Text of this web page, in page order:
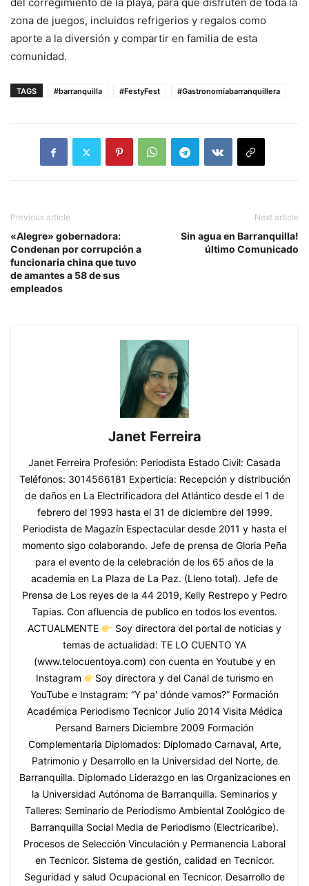
del corregimiento de la playa, para que disfruten de toda la
zona de juegos, incluidos refrigerios y regalos como
aporte a la diversión y compartir en familia de esta
comunidad.
TAGS #barranquilla #FestyFest #Gastronomíabarranquillera
Previous article
«Alegre» gobernadora:
Condenan por corrupción a
funcionaria china que tuvo
de amantes a 58 de sus
empleados
Next article
Sin agua en Barranquilla!
último Comunicado
Janet Ferreira
Janet Ferreira Profesión: Periodista Estado Civil: Casada
Teléfonos: 3014566181 Experticia: Recepción y distribución
de daños en La Electrificadora del Atlántico desde el 1 de
febrero del 1993 hasta el 31 de diciembre del 1999.
Periodista de Magazín Espectacular desde 2011 y hasta el
momento sigo colaborando. Jefe de prensa de Gloria Peña
para el evento de la celebración de los 65 años de la
academia en La Plaza de La Paz. (Lleno total). Jefe de
Prensa de Los reyes de la 44 2019, Kelly Restrepo y Pedro
Tapias. Con afluencia de publico en todos los eventos.
ACTUALMENTE
Soy directora del portal de noticias y
temas de actualidad: TE LO CUENTO YA
(www.telocuentoya.com) con cuenta en Youtube y en
Instagram
Soy directora y del Canal de turismo en
YouTube e Instagram: “Y pa' dónde vamos?” Formación
Académica Periodismo Tecnicor Julio 2014 Visita Médica
Persand Barners Diciembre 2009 Formación
Complementaria Diplomados: Diplomado Carnaval, Arte,
Patrimonio y Desarrollo en la Universidad del Norte, de
Barranquilla. Diplomado Liderazgo en las Organizaciones en
la Universidad Autónoma de Barranquilla. Seminarios y
Talleres: Seminario de Periodismo Ambiental Zoológico de
Barranquilla Social Media de Periodismo (Electricaribe).
Procesos de Selección Vinculación y Permanencia Laboral
en Tecnicor. Sistema de gestión, calidad en Tecnicor.
Seguridad y salud Ocupacional en Tecnicor. Desarrollo de